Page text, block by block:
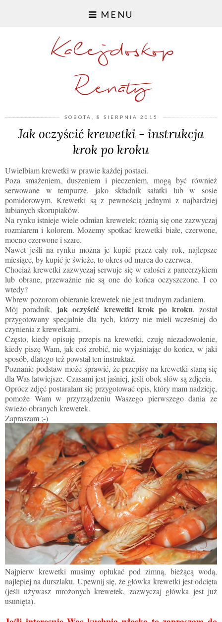
MENU
Kalejdoskop
Renaty
SOBOTA, 8 SIERPNIA 2015
Jak oczyścić krewetki - instrukcja
krok po kroku
Uwielbiam krewetki w prawie każdej postaci.
Poza smażeniem, duszeniem i pieczeniem, mogą być również
serwowane w tempurze, jako składnik sałatki lub w sosie
pomidorowym. Krewetki są z pewnością jednymi z najbardziej
lubianych skorupiaków.
Na rynku istnieje wiele odmian krewetek; różnią się one zazwyczaj
rozmiarem i kolorem. Możemy spotkać krewetki białe, czerwone,
mocno czerwone i szare.
Nawet jeśli na rynku można je kupić przez cały rok, najlepsze
miesiące, by kupić je świeże, to okres od marca do czerwca.
Chociaż krewetki zazwyczaj serwuje się w całości z pancerzykiem
lub obrane, przeważnie nie są one do końca oczyszczone. I co
wtedy?
Wbrew pozorom obieranie krewetek nie jest trudnym zadaniem.
Mój poradnik, jak oczyścić krewetki krok po kroku, został
przygotowany specjalnie dla tych, którzy nie mieli wcześniej do
czynienia z krewetkami.
Często, kiedy opisuję przepis na krewetki, czuję niezadowolenie,
kiedy piszę Wam, jak coś zrobić, nie wyjaśniając do końca, w jaki
sposób, dlatego też powstał ten instruktaż.
Poznanie podstaw może sprawić, że przepisy na krewetki staną się
dla Was łatwiejsze. Czasami jest jaśniej, jeśli obok słów są zdjęcia.
Oprócz zdjęć postarałam się przygotować opis, który mam nadzieję,
pomoże Wam w przyrządzeniu Waszego pierwszego dania ze
świeżo obranych krewetek.
Zapraszam ;-)
Najpierw krewetki musimy opłukać pod zimną, bieżącą wodą,
najlepiej na durszlaku. Upewnij się, że główka krewetki jest odcięta
(jeśli używasz mrożonych krewetek, zazwyczaj główka jest już
usunięta).